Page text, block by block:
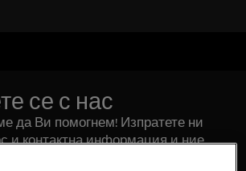
се с нас
да Ви помогнем! Изпратете ни
и контактна информация и ние